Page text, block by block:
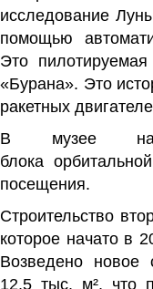
исследование
помощью
Это пилотируемая
«Бурана». Это
ракетных
В музее
блока
посещения.
Строительство
которое начато в
Возведено новое
12,5 тыс. м², что